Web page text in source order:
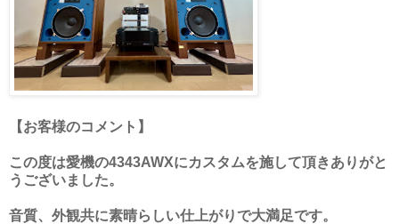
【お客様のコメント】
この度は愛機の4343AWXにカスタムを施して頂きありがと
うございました。
音質、外観共に素晴らしい仕上がりで大満足です。